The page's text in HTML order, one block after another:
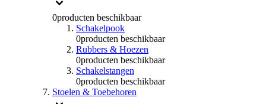
0producten beschikbaar
Schakelpook
0producten beschikbaar
Rubbers & Hoezen
0producten beschikbaar
Schakelstangen
0producten beschikbaar
Stoelen & Toebehoren